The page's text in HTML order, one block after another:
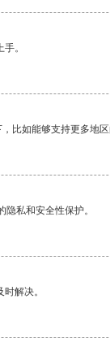
。
比如能够支持更多地区
私和安全性保护。
解决。